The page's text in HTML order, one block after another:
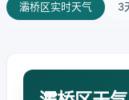
灞桥区实时天气 3